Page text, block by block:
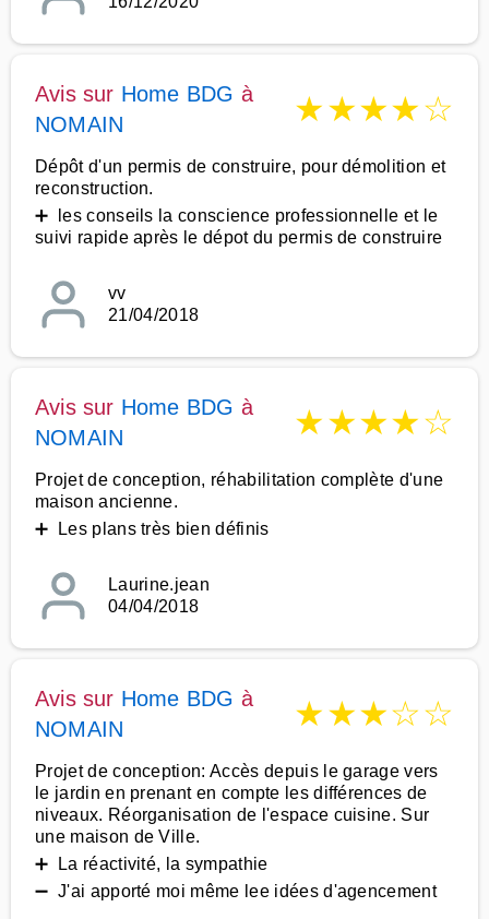
Avis sur Home BDG à
NOMAIN
★★★★☆
Dépôt d'un permis de construire, pour démolition et
reconstruction.
➕ les conseils la conscience professionnelle et le
suivi rapide après le dépot du permis de construire
vv
21/04/2018
Avis sur Home BDG à
NOMAIN
★★★★☆
Projet de conception, réhabilitation complète d'une
maison ancienne.
➕ Les plans très bien définis
Laurine.jean
04/04/2018
Avis sur Home BDG à
NOMAIN
★★★☆☆
Projet de conception: Accès depuis le garage vers
le jardin en prenant en compte les différences de
niveaux. Réorganisation de l'espace cuisine. Sur
une maison de Ville.
➕ La réactivité, la sympathie
➖ J'ai apporté moi même lee idées d'agencement